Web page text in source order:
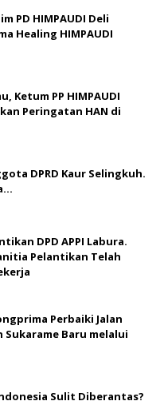
PD HIMPAUDI Deli
Healing HIMPAUDI
Ketum PP HIMPAUDI
Peringatan HAN di
DPRD Kaur Selingkuh.
DPD APPI Labura.
Pelantikan Telah
Perbaiki Jalan
Sukarame Baru melalui
Sulit Diberantas?